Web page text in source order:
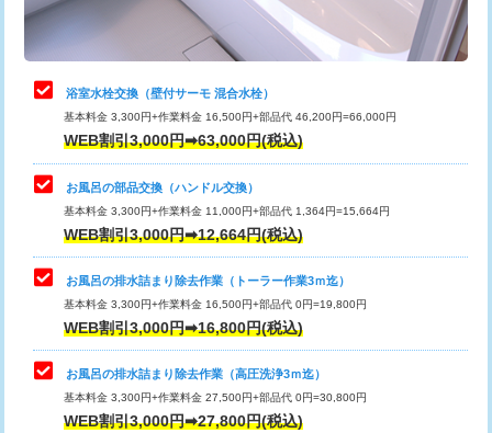
理・調整・分解・加工など（軽作業）
止水・漏水調査・防水処理・清掃・修
理・調整・分解・加工など（中作業）
22,000円
止水・漏水調査・防水処理・清掃・修
理・調整・分解・加工など（重作業）
33,000円
トイレタンク脱着
トイレ便器脱着
タンクレストイレ脱着 33,000円
小便器トイレ脱着
その他部品の脱着 8,800円～
交換・取付（タンク）
浴室水栓交換（壁付サーモ 混合水栓）
基本料金 3,300円+作業料金 16,500円+部品代 46,200円=66,000円
WEB割引3,000円➡63,000円(税込)
お風呂の部品交換（ハンドル交換）
基本料金 3,300円+作業料金 11,000円+部品代 1,364円=15,664円
WEB割引3,000円➡12,664円(税込)
お風呂の排水詰まり除去作業（トーラー作業3ｍ迄）
基本料金 3,300円+作業料金 16,500円+部品代 0円=19,800円
WEB割引3,000円➡16,800円(税込)
お風呂の排水詰まり除去作業（高圧洗浄3ｍ迄）
基本料金 3,300円+作業料金 27,500円+部品代 0円=30,800円
WEB割引3,000円➡27,800円(税込)